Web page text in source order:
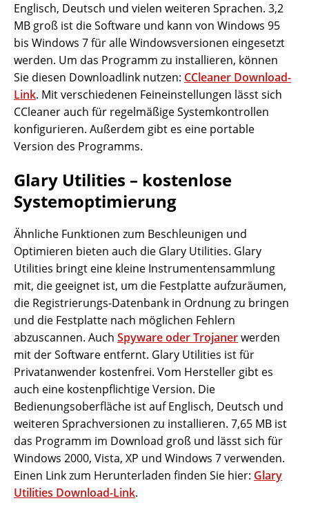
Englisch, Deutsch und vielen weiteren Sprachen. 3,2
MB groß ist die Software und kann von Windows 95
bis Windows 7 für alle Windowsversionen eingesetzt
werden. Um das Programm zu installieren, können
Sie diesen Downloadlink nutzen: CCleaner Download-
Link. Mit verschiedenen Feineinstellungen lässt sich
CCleaner auch für regelmäßige Systemkontrollen
konfigurieren. Außerdem gibt es eine portable
Version des Programms.
Glary Utilities – kostenlose
Systemoptimierung
Ähnliche Funktionen zum Beschleunigen und
Optimieren bieten auch die Glary Utilities. Glary
Utilities bringt eine kleine Instrumentensammlung
mit, die geeignet ist, um die Festplatte aufzuräumen,
die Registrierungs-Datenbank in Ordnung zu bringen
und die Festplatte nach möglichen Fehlern
abzuscannen. Auch Spyware oder Trojanerwerden
mit der Software entfernt. Glary Utilities ist für
Privatanwender kostenfrei. Vom Hersteller gibt es
auch eine kostenpflichtige Version. Die
Bedienungsoberfläche ist auf Englisch, Deutsch und
weiteren Sprachversionen zu installieren. 7,65 MB ist
das Programm im Download groß und lässt sich für
Windows 2000, Vista, XP und Windows 7 verwenden.
Einen Link zum Herunterladen finden Sie hier: Glary
Utilities Download-Link.